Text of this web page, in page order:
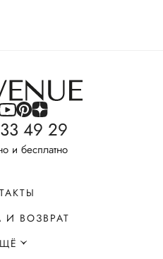
49 29
и бесплатно
И ВОЗВРАТ